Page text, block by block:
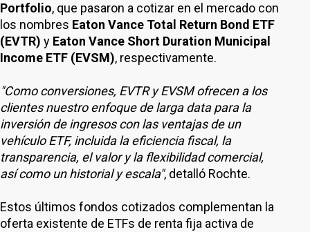
Portfolio, que pasaron a cotizar en el mercado con
los nombres Eaton Vance Total Return Bond ETF
(EVTR) y Eaton Vance Short Duration Municipal
Income ETF (EVSM), respectivamente.
"Como conversiones, EVTR y EVSM ofrecen a los
clientes nuestro enfoque de larga data para la
inversión de ingresos con las ventajas de un
vehículo ETF, incluida la eficiencia fiscal, la
transparencia, el valor y la flexibilidad comercial,
así como un historial y escala", detalló Rochte.
Estos últimos fondos cotizados complementan la
oferta existente de ETFs de renta fija activa de